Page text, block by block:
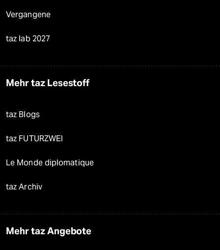
Vergangene
taz lab 2027
Mehr taz Lesestoff
taz Blogs
taz FUTURZWEI
Le Monde diplomatique
taz Archiv
Mehr taz Angebote